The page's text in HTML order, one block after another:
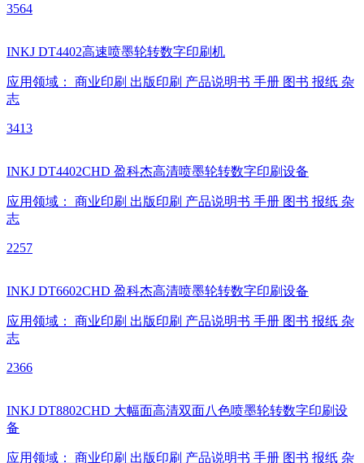
3564
INKJ DT4402高速喷墨轮转数字印刷机
应用领域： 商业印刷 出版印刷 产品说明书 手册 图书 报纸 杂
志
3413
INKJ DT4402CHD 盈科杰高清喷墨轮转数字印刷设备
应用领域： 商业印刷 出版印刷 产品说明书 手册 图书 报纸 杂
志
2257
INKJ DT6602CHD 盈科杰高清喷墨轮转数字印刷设备
应用领域： 商业印刷 出版印刷 产品说明书 手册 图书 报纸 杂
志
2366
INKJ DT8802CHD 大幅面高清双面八色喷墨轮转数字印刷设
备
应用领域： 商业印刷 出版印刷 产品说明书 手册 图书 报纸 杂